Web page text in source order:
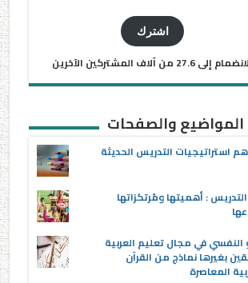
اشترك
إلى 27.6 من آلاف المشتركين الآخرين
المواضيع والصفحات
استراتيجيات التدريس الحديثة
: أهميتها ومُرتكزاتها
النفسي في مجال تعليم العربية
بغيرها نماذج من القرآن
المعاصرة